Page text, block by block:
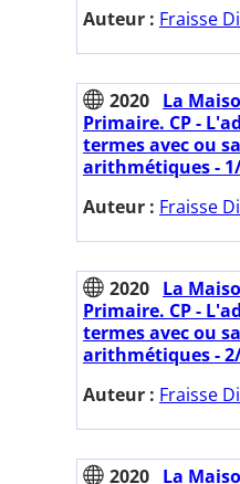
Auteur : Fraisse
2020 La
Primaire. CP -
termes avec ou
arithmétiques -
Auteur : Fraisse
2020 La
Primaire. CP -
termes avec ou
arithmétiques -
Auteur : Fraisse
2020 La